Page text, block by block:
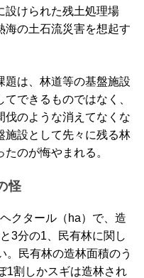
設けられた残土処理場
海の土石流災害を想起す
は、林道等の基盤施設
できるものではなく、
伐のような消えてなくな
施設として先々に残る林
のが悔やまれる。
怪
クタール（ha）で、造
3分の1、民有林に関し
。民有林の造林面積のう
1割しかスギは造林され